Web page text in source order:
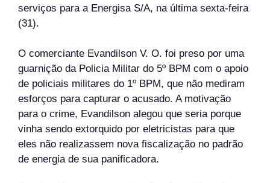
serviços para a Energisa S/A, na última sexta-feira
(31).
O comerciante Evandilson V. O. foi preso por uma
guarnição da Policia Militar do 5º BPM com o apoio
de policiais militares do 1º BPM, que não mediram
esforços para capturar o acusado. A motivação
para o crime, Evandilson alegou que seria porque
vinha sendo extorquido por eletricistas para que
eles não realizassem nova fiscalização no padrão
de energia de sua panificadora.